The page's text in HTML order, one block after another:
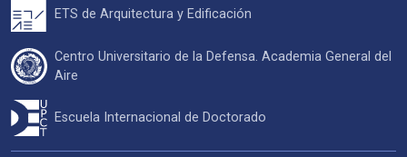
ETS de Arquitectura y Edificación
Centro Universitario de la Defensa. Academia General del
Aire
Escuela Internacional de Doctorado